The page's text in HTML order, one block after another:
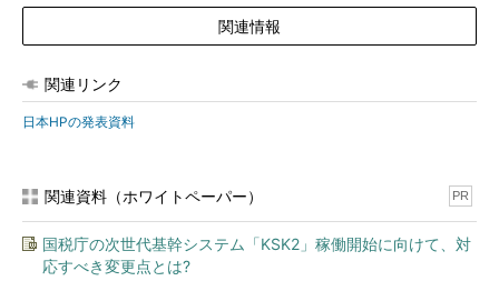
関連情報
関連リンク
日本HPの発表資料
関連資料（ホワイトペーパー） PR
国税庁の次世代基幹システム「KSK2」稼働開始に向けて、対
応すべき変更点とは?